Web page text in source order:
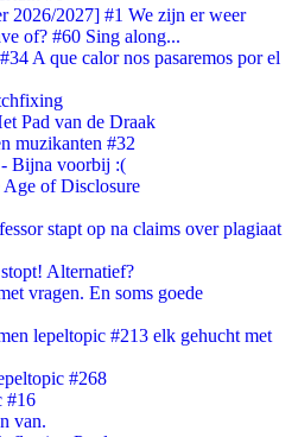
2026/2027] #1 We zijn er weer
of? #60 Sing along...
A que calor nos pasaremos por el
Pad van de Draak
muzikanten #32
Bijna voorbij :(
of Disclosure
stapt op na claims over plagiaat
Alternatief?
vragen. En soms goede
lepeltopic #213 elk gehucht met
#268
#16
van.